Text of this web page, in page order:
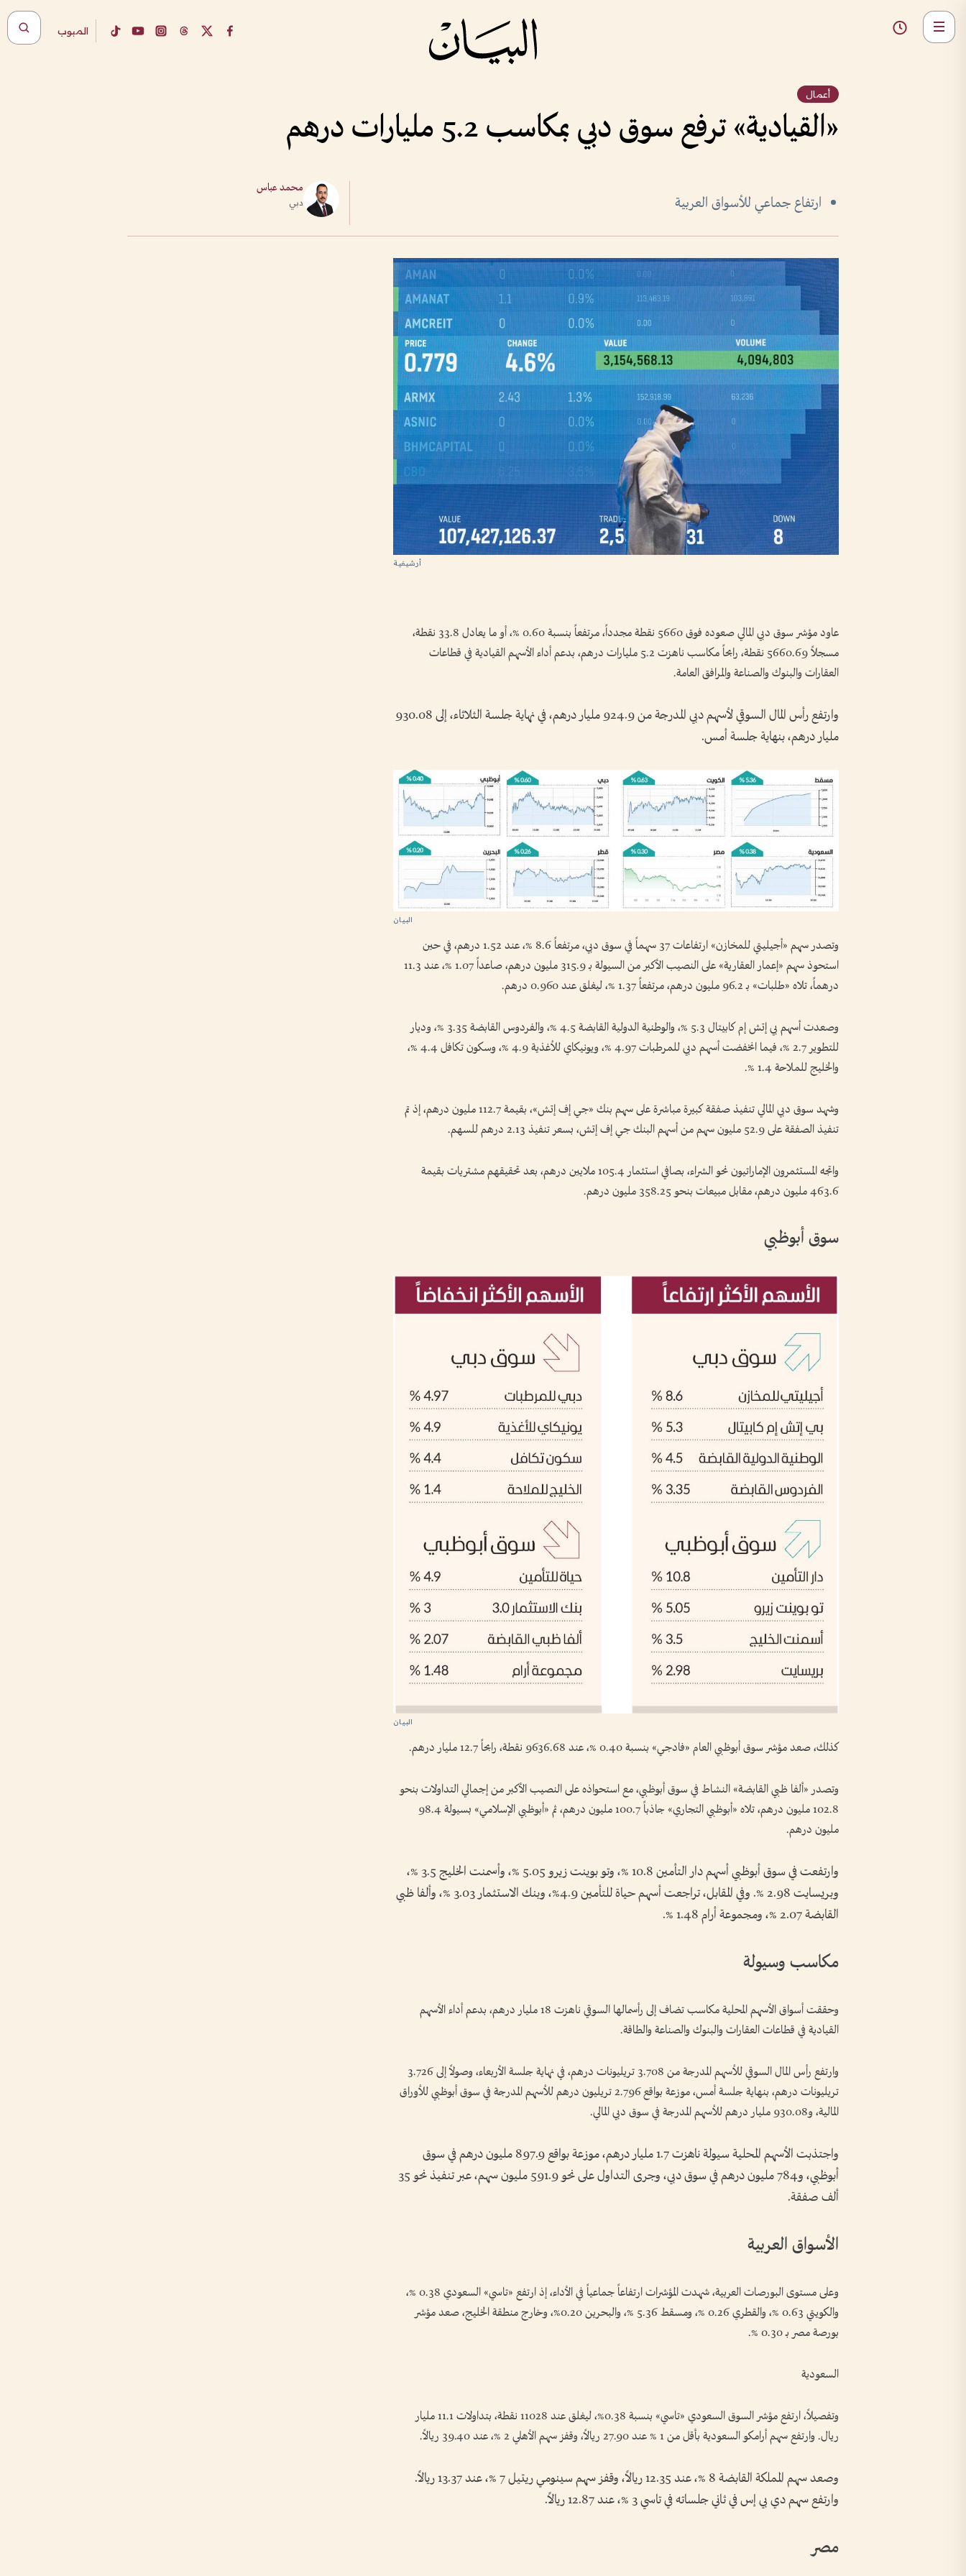
المبوب
أعمال
«القيادية» ترفع سوق دبي بمكاسب 5.2 مليارات درهم
ارتفاع جماعي للأسواق العربية
محمد عباس
دبي
أرشيفية
عاود مؤشر سوق دبي المالي صعوده فوق 5660 نقطة مجدداً، مرتفعاً بنسبة 0.60 %، أو ما يعادل 33.8 نقطة،
مسجلاً 5660.69 نقطة، رابحاً مكاسب ناهزت 5.2 مليارات درهم، بدعم أداء الأسهم القيادية في قطاعات
العقارات والبنوك والصناعة والمرافق العامة.
وارتفع رأس المال السوقي لأسهم دبي المدرجة من 924.9 مليار درهم، في نهاية جلسة الثلاثاء، إلى 930.08
مليار درهم، بنهاية جلسة أمس.
وتصدر سهم «أجيليتي للمخازن» ارتفاعات 37 سهماً في سوق دبي، مرتفعاً 8.6 %، عند 1.52 درهم، في حين
استحوذ سهم «إعمار العقارية» على النصيب الأكبر من السيولة بـ 315.9 مليون درهم، صاعداً 1.07 %، عند 11.3
درهماً، تلاه «طلبات» بـ 96.2 مليون درهم، مرتفعاً 1.37 %، ليغلق عند 0.960 درهم.
وصعدت أسهم بي إتش إم كابيتال 5.3 %، والوطنية الدولية القابضة 4.5 %، والفردوس القابضة 3.35 %، وديار
للتطوير 2.7 %، فيما انخفضت أسهم دبي للمرطبات 4.97 %، ويونيكاي للأغذية 4.9 %، وسكون تكافل 4.4 %،
والخليج للملاحة 1.4 %.
وشهد سوق دبي المالي تنفيذ صفقة كبيرة مباشرة على سهم بنك «جي إف إتش»، بقيمة 112.7 مليون درهم، إذ تم
تنفيذ الصفقة على 52.9 مليون سهم من أسهم البنك جي إف إتش، بسعر تنفيذ 2.13 درهم للسهم.
واتجه المستثمرون الإماراتيون نحو الشراء، بصافي استثمار 105.4 ملايين درهم، بعد تحقيقهم مشتريات بقيمة
463.6 مليون درهم، مقابل مبيعات بنحو 358.25 مليون درهم.
سوق أبوظبي
كذلك، صعد مؤشر سوق أبوظبي العام «فادجي» بنسبة 0.40 %، عند 9636.68 نقطة، رابحاً 12.7 مليار درهم.
وتصدر «ألفا ظبي القابضة» النشاط في سوق أبوظبي، مع استحواذه على النصيب الأكبر من إجمالي التداولات بنحو
102.8 مليون درهم، تلاه «أبوظبي التجاري» جاذباً 100.7 مليون درهم، ثم «أبوظبي الإسلامي» بسيولة 98.4
مليون درهم.
وارتفعت في سوق أبوظبي أسهم دار التأمين 10.8 %، وتو بوينت زيرو 5.05 %، وأسمنت الخليج 3.5 %،
وبريسايت 2.98 %. وفي المقابل، تراجعت أسهم حياة للتأمين 4.9%، وبنك الاستثمار 3.03 %، وألفا ظبي
القابضة 2.07 %، ومجموعة أرام 1.48 %.
مكاسب وسيولة
وحققت أسواق الأسهم المحلية مكاسب تضاف إلى رأسمالها السوقي ناهزت 18 مليار درهم، بدعم أداء الأسهم
القيادية في قطاعات العقارات والبنوك والصناعة والطاقة.
وارتفع رأس المال السوقي للأسهم المدرجة من 3.708 تريليونات درهم، في نهاية جلسة الأربعاء، وصولاً إلى 3.726
تريليونات درهم، بنهاية جلسة أمس، موزعة بواقع 2.796 تريليون درهم للأسهم المدرجة في سوق أبوظبي للأوراق
المالية، و930.08 مليار درهم للأسهم المدرجة في سوق دبي المالي.
واجتذبت الأسهم المحلية سيولة ناهزت 1.7 مليار درهم، موزعة بواقع 897.9 مليون درهم في سوق
أبوظبي، و784 مليون درهم في سوق دبي، وجرى التداول على نحو 591.9 مليون سهم، عبر تنفيذ نحو 35
ألف صفقة.
الأسواق العربية
وعلى مستوى البورصات العربية، شهدت المؤشرات ارتفاعاً جماعياً في الأداء، إذ ارتفع «تاسي» السعودي 0.38 %،
والكويتي 0.63 %، والقطري 0.26 %، ومسقط 5.36 %، والبحرين 0.20%، وخارج منطقة الخليج، صعد مؤشر
بورصة مصر بـ 0.30 %.
السعودية
وتفصيلاً، ارتفع مؤشر السوق السعودي «تاسي» بنسبة 0.38%، ليغلق عند 11028 نقطة، بتداولات 11.1 مليار
ريال. وارتفع سهم أرامكو السعودية بأقل من 1 % عند 27.90 ريالاً، وقفز سهم الأهلي 2 %، عند 39.40 ريالاً.
وصعد سهم المملكة القابضة 8 %، عند 12.35 ريالاً، وقفز سهم سينومي ريتيل 7 %، عند 13.37 ريالاً.
وارتفع سهم دي بي إس في ثاني جلساته في تاسي 3 %، عند 12.87 ريالاً.
مصر